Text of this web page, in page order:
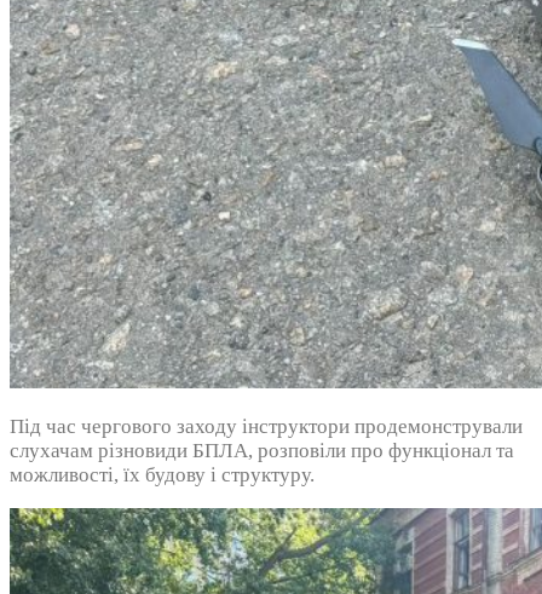
Під час чергового заходу інструктори продемонстрували
слухачам різновиди БПЛА, розповіли про функціонал та
можливості, їх будову і структуру.